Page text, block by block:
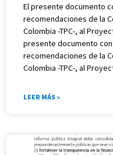
El presente documento
recomendaciones de la
Colombia -TPC-, al
presente documento
recomendaciones de la
Colombia -TPC-, al
LEER MÁS »